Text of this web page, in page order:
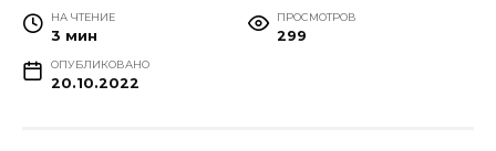
НА ЧТЕНИЕ
3 мин
ПРОСМОТРОВ
299
ОПУБЛИКОВАНО
20.10.2022